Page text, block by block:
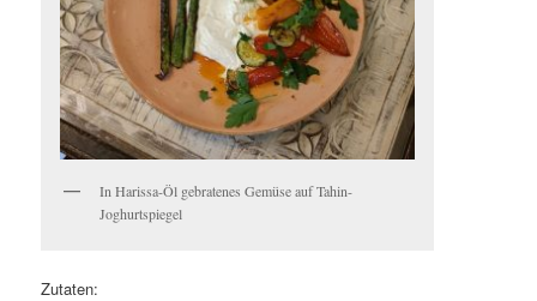
In Harissa-Öl gebratenes Gemüse auf Tahin-
Joghurtspiegel
Zutaten: